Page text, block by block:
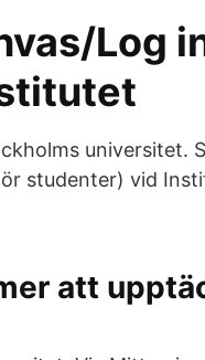
Log
universitet.
studenter) vid
att